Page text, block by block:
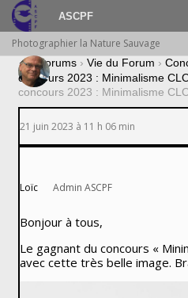
ASCPF
Photographier la Nature Sauvage
› Forums › Vie du Forum ›
concours 2023 : Minimalisme
concours 2023 : Minimalisme
21 juin 2023 à 11 h 06 min
Loïc Admin ASCPF
Bonjour à tous,
Le gagnant du concours «
avec cette très belle image.